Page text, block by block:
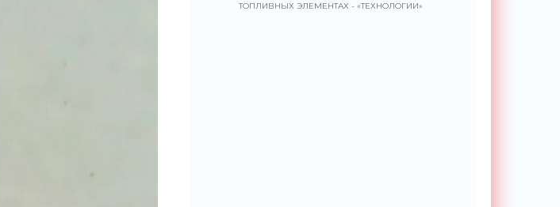
ТОПЛИВНЫХ ЭЛЕМЕНТАХ - «ТЕХНОЛОГИИ»